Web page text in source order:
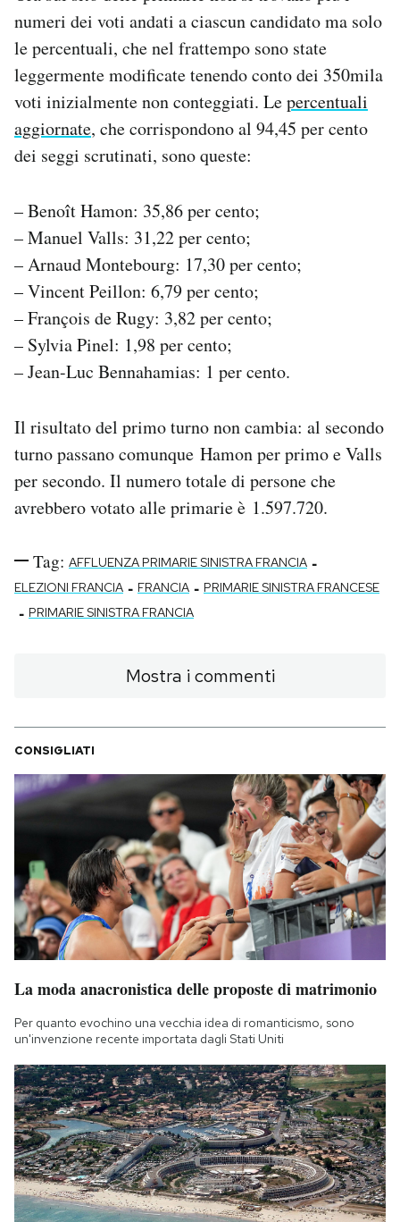
numeri dei voti andati a ciascun candidato ma solo
le percentuali, che nel frattempo sono state
leggermente modificate tenendo conto dei 350mila
voti inizialmente non conteggiati. Lepercentuali
aggiornate, che corrispondono al 94,45 per cento
dei seggi scrutinati, sono queste:
– Benoît Hamon: 35,86 per cento;
– Manuel Valls: 31,22 per cento;
– Arnaud Montebourg: 17,30 per cento;
– Vincent Peillon: 6,79 per cento;
– François de Rugy: 3,82 per cento;
– Sylvia Pinel: 1,98 per cento;
– Jean-Luc Bennahamias: 1 per cento.
Il risultato del primo turno non cambia: al secondo
turno passano comunque Hamon per primo e Valls
per secondo. Il numero totale di persone che
avrebbero votato alle primarie è 1.597.720.
Tag: AFFLUENZA PRIMARIE SINISTRA FRANCIA -
ELEZIONI FRANCIA - FRANCIA - PRIMARIE SINISTRA FRANCESE
- PRIMARIE SINISTRA FRANCIA
Mostra i commenti
CONSIGLIATI
La moda anacronistica delle proposte di matrimonio
Per quanto evochino una vecchia idea di romanticismo, sono
un'invenzione recente importata dagli Stati Uniti